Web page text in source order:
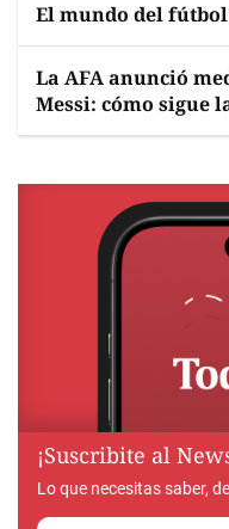
El mundo del fútbol
La AFA anunció
Messi: cómo sigue
¡Suscribite al
Lo que necesitas saber,